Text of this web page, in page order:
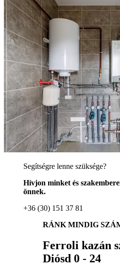
Segítségre lenne szüksége?
Hívjon minket és
önnek.
+36 (30) 151 37 81
RÁNK MINDIG
Ferroli kazán
Diósd 0 - 24